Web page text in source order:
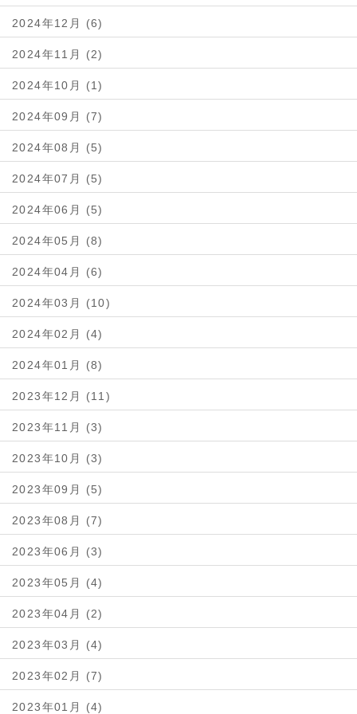
2024年12月 (6)
2024年11月 (2)
2024年10月 (1)
2024年09月 (7)
2024年08月 (5)
2024年07月 (5)
2024年06月 (5)
2024年05月 (8)
2024年04月 (6)
2024年03月 (10)
2024年02月 (4)
2024年01月 (8)
2023年12月 (11)
2023年11月 (3)
2023年10月 (3)
2023年09月 (5)
2023年08月 (7)
2023年06月 (3)
2023年05月 (4)
2023年04月 (2)
2023年03月 (4)
2023年02月 (7)
2023年01月 (4)